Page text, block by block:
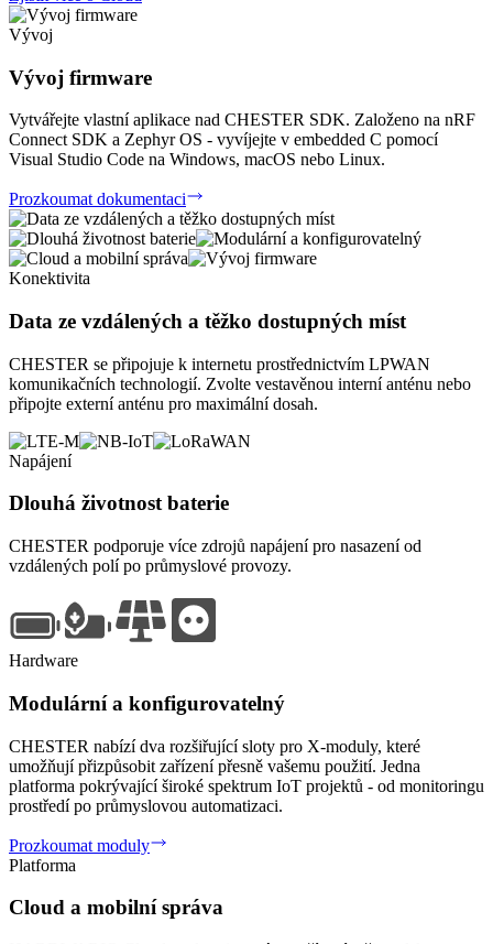
Vývoj
Vývoj firmware
Vytvářejte vlastní aplikace nad CHESTER SDK. Založeno na nRF
Connect SDK a Zephyr OS - vyvíjejte v embedded C pomocí
Visual Studio Code na Windows, macOS nebo Linux.
Prozkoumat dokumentaci
Konektivita
Data ze vzdálených a těžko dostupných míst
CHESTER se připojuje k internetu prostřednictvím LPWAN
komunikačních technologií. Zvolte vestavěnou interní anténu nebo
připojte externí anténu pro maximální dosah.
Napájení
Dlouhá životnost baterie
CHESTER podporuje více zdrojů napájení pro nasazení od
vzdálených polí po průmyslové provozy.
Hardware
Modulární a konfigurovatelný
CHESTER nabízí dva rozšiřující sloty pro X-moduly, které
umožňují přizpůsobit zařízení přesně vašemu použití. Jedna
platforma pokrývající široké spektrum IoT projektů - od monitoringu
prostředí po průmyslovou automatizaci.
Prozkoumat moduly
Platforma
Cloud a mobilní správa